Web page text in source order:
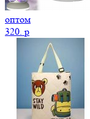
оптом
320. p